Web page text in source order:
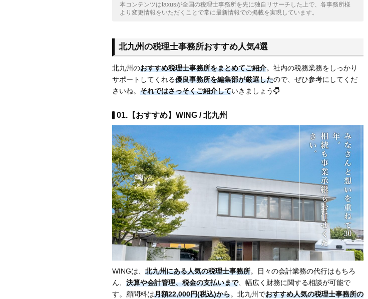
本コンテンツはtaxusが全国の税理士事務所を先に独自リサーチした上で、各事務所様
より変更情報をいただくことで常に最新情報での掲載を実現しています。
北九州の税理士事務所おすすめ人気4選
北九州のおすすめ税理士事務所をまとめてご紹介。社内の税務業務をしっかり
サポートしてくれる優良事務所を編集部が厳選したので、ぜひ参考にしてくだ
さいね。 それではさっそくご紹介していきましょう
01.【おすすめ】WING / 北九州
WINGは、 北九州にある人気の税理士事務所。日々の会計業務の代行はもちろ
ん、 決算や会計管理、税金の支払いまで、幅広く財務に関する相談が可能で
す。顧問料は月額22,000円(税込)から。北九州でおすすめ人気の税理士事務所の